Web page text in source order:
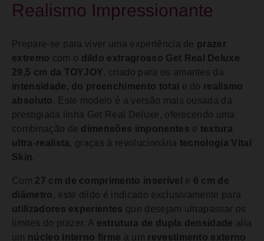
Realismo Impressionante
Prepare-se para viver uma experiência de prazer
extremo com o dildo extragrosso Get Real Deluxe
29,5 cm da TOYJOY, criado para os amantes da
intensidade, do preenchimento total
e do realismo
absoluto . Este modelo é a versão mais ousada da
prestigiada linha Get Real Deluxe, oferecendo uma
combinação de dimensões imponentes e textura
ultra-realista, graças à revolucionária tecnologia Vital
Skin .
Com 27 cm de comprimento inserível e 6 cm de
diâmetro , este dildo é indicado exclusivamente para
utilizadores experientes que desejam ultrapassar os
limites do prazer. A estrutura de dupla densidade alia
um núcleo interno firme a um revestimento externo